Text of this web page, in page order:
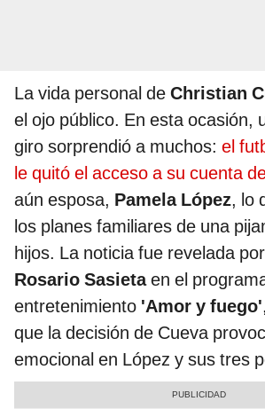
La vida personal de Christian
el ojo público. En esta ocasión,
giro sorprendió a muchos: el
le quitó el acceso a su cuenta
aún esposa, Pamela López, lo
los planes familiares de una
hijos. La noticia fue revelada
Rosario Sasietaen el
entretenimiento 'Amor y fuego'
que la decisión de Cueva
emocional en López y sus tres